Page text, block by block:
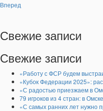
Вперед
Свежие записи
Свежие записи
«Работу с ФСР будем
«Кубок Федерации 2025»:
«С радостью приезжаем в
79 игроков из 4 стран: в
«С самых ранних лет нужно